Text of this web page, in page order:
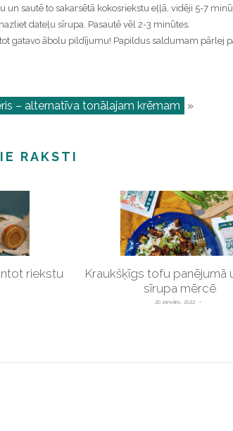
sautē to sakarsētā kokosriekstu eļļā, vidēji 5-7
dateļu sīrupa. Pasautē vēl 2-3 minūtes.
gatavo ābolu pildījumu! Papildus saldumam pārlej
– alternatīva tonālajam krēmam »
RAKSTI
riekstu
Kraukšķīgs tofu panējumā
sīrupa mērcē
20 Janvāris, 2022